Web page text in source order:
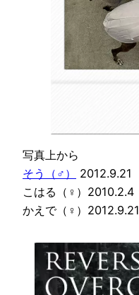
写真上から
そう（♂）
2012.9.21
こはる（♀）2010.2.4
かえで（♀）2012.9.21